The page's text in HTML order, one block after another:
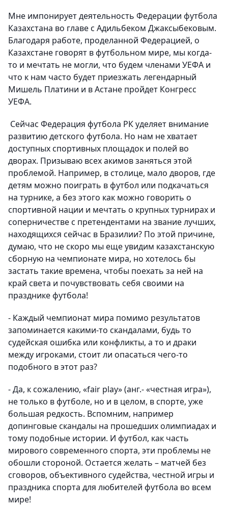
Мне импонирует деятельность Федерации футбола
Казахстана во главе с Адильбеком Джаксыбековым.
Благодаря работе, проделанной Федерацией, о
Казахстане говорят в футбольном мире, мы когда-
то и мечтать не могли, что будем членами УЕФА и
что к нам часто будет приезжать легендарный
Мишель Платини и в Астане пройдет Конгресс
УЕФА.
Сейчас Федерация футбола РК уделяет внимание
развитию детского футбола. Но нам не хватает
доступных спортивных площадок и полей во
дворах. Призываю всех акимов заняться этой
проблемой. Например, в столице, мало дворов, где
детям можно поиграть в футбол или подкачаться
на турнике, а без этого как можно говорить о
спортивной нации и мечтать о крупных турнирах и
соперничестве с претендентами на звание лучших,
находящихся сейчас в Бразилии? По этой причине,
думаю, что не скоро мы еще увидим казахстанскую
сборную на чемпионате мира, но хотелось бы
застать такие времена, чтобы поехать за ней на
край света и почувствовать себя своими на
празднике футбола!
- Каждый чемпионат мира помимо результатов
запоминается какими-то скандалами, будь то
судейская ошибка или конфликты, а то и драки
между игроками, стоит ли опасаться чего-то
подобного в этот раз?
- Да, к сожалению, «fair play» (анг.- «честная игра»),
не только в футболе, но и в целом, в спорте, уже
большая редкость. Вспомним, например
допинговые скандалы на прошедших олимпиадах и
тому подобные истории. И футбол, как часть
мирового современного спорта, эти проблемы не
обошли стороной. Остается желать – матчей без
сговоров, объективного судейства, честной игры и
праздника спорта для любителей футбола во всем
мире!